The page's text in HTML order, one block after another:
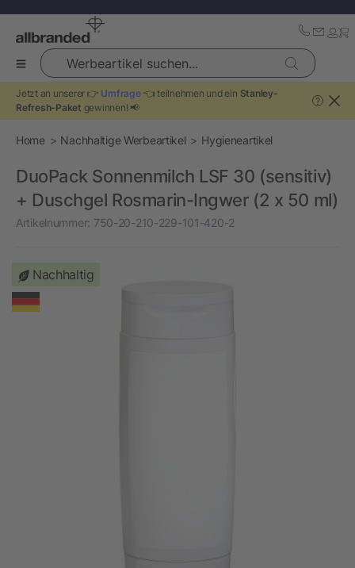
Werbeartikel suchen...
Jetzt an unserer 👉 Umfrage👈 teilnehmen und ein Stanley-
Refresh-Paket gewinnen! 📢
?
Home Nachhaltige Werbeartikel Hygieneartikel
DuoPack Sonnenmilch LSF 30 (sensitiv)
+ Duschgel Rosmarin-Ingwer (2 x 50 ml)
Artikelnummer: 750-20-210-229-101-420-2
Nachhaltig